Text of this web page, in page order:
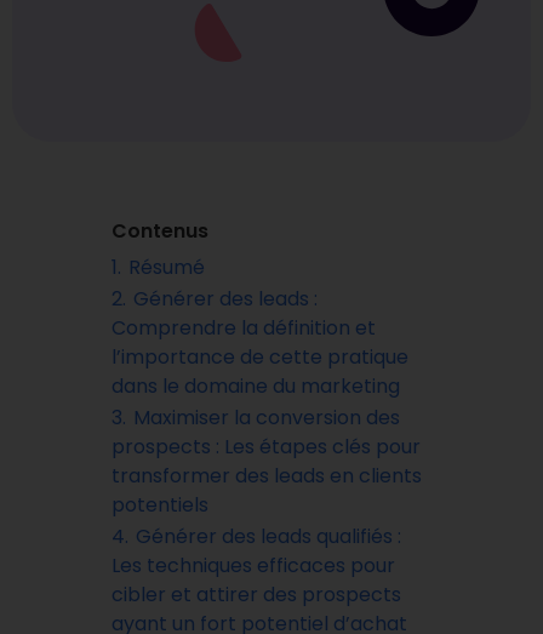
Contenus
1. Résumé
2. Générer des leads :
Comprendre la définition et
l’importance de cette pratique
dans le domaine du marketing
3. Maximiser la conversion des
prospects : Les étapes clés pour
transformer des leads en clients
potentiels
4. Générer des leads qualifiés :
Les techniques efficaces pour
cibler et attirer des prospects
ayant un fort potentiel d’achat